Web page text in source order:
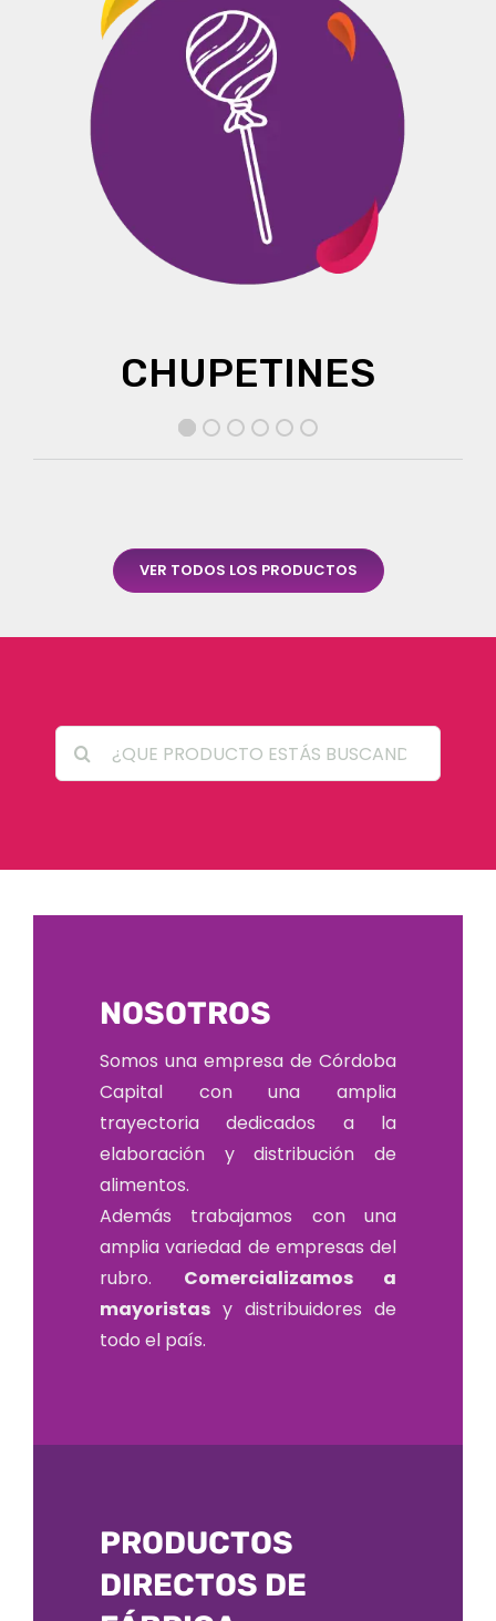
CHUPETINES
VER TODOS LOS PRODUCTOS
Search
for:
NOSOTROS
Somos una empresa de Córdoba
Capital con una amplia
trayectoria dedicados a la
elaboración y distribución de
alimentos.
Además trabajamos con una
amplia variedad de empresas del
rubro. Comercializamos a
mayoristasy distribuidores de
todo el país.
PRODUCTOS
DIRECTOS DE